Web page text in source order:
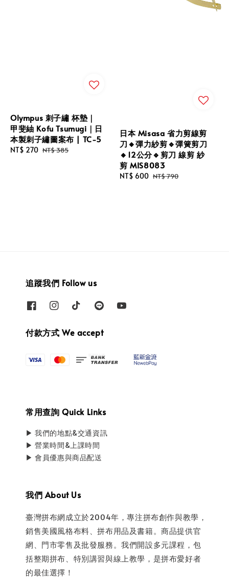
Olympus 刺子繡 杯墊｜
甲斐紬 Kofu Tsumugi｜日
本製刺子繡圖案布 | TC-5
Sale
NT$ 270 Regular
NT$ 385
日本 Misasa 省力剪線剪
刀🔸彈力紗剪🔹彈簧剪刀
🔸12公分🔹剪刀 線剪 紗
剪 MIS8083
Sale
NT$ 600 Regular
NT$ 790
追蹤我們 Follow us
付款方式 We accept
常用查詢 Quick Links
▶ 我們的地點&交通資訊
▶ 營業時間&上課時間
▶ 會員優惠與商品配送
我們 About Us
臺灣拼布網成立於2004年，專注拼布創作與教學，
銷售美國風格布料、拼布用品及書籍。商品提供官
網、門市零售及批發服務。我們開設多元課程，包
括整期拼布、特別講習與線上教學，是拼布愛好者
的最佳選擇！